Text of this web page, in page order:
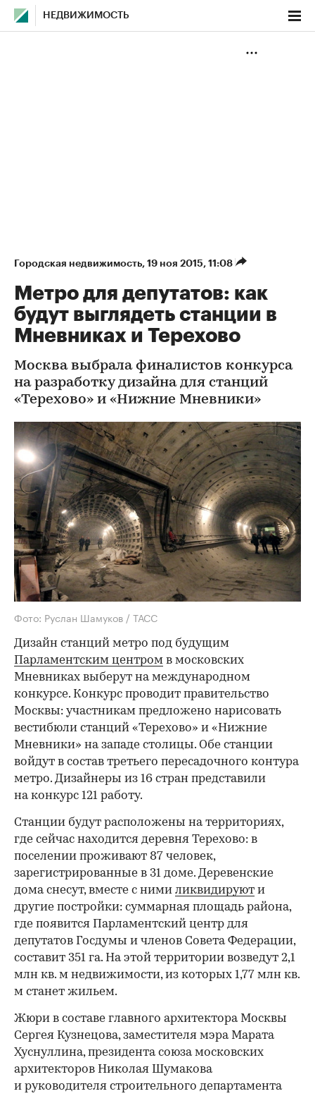
НЕДВИЖИМОСТЬ
Городская недвижимость⁠, 19 ноя 2015, 11:08
Метро для депутатов: как
будут выглядеть станции в
Мневниках и Терехово
Москва выбрала финалистов конкурса
на разработку дизайна для станций
«Терехово» и «Нижние Мневники»
Фото: Руслан Шамуков / ТАСС
Дизайн станций метро под будущим
Парламентским центром в московских
Мневниках выберут на международном
конкурсе. Конкурс проводит правительство
Москвы: участникам предложено нарисовать
вестибюли станций «Терехово» и «Нижние
Мневники» на западе столицы. Обе станции
войдут в состав третьего пересадочного контура
метро. Дизайнеры из 16 стран представили
на конкурс 121 работу.
Станции будут расположены на территориях,
где сейчас находится деревня Терехово: в
поселении проживают 87 человек,
зарегистрированные в 31 доме. Деревенские
дома снесут, вместе с ними ликвидируют и
другие постройки: суммарная площадь района,
где появится Парламентский центр для
депутатов Госдумы и членов Совета Федерации,
составит 351 га. На этой территории возведут 2,1
млн кв. м недвижимости, из которых 1,77 млн кв.
м станет жильем.
Жюри в составе главного архитектора Москвы
Сергея Кузнецова, заместителя мэра Марата
Хуснуллина, президента союза московских
архитекторов Николая Шумакова
и руководителя строительного департамента